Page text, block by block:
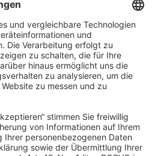
GmbH /
GmbH